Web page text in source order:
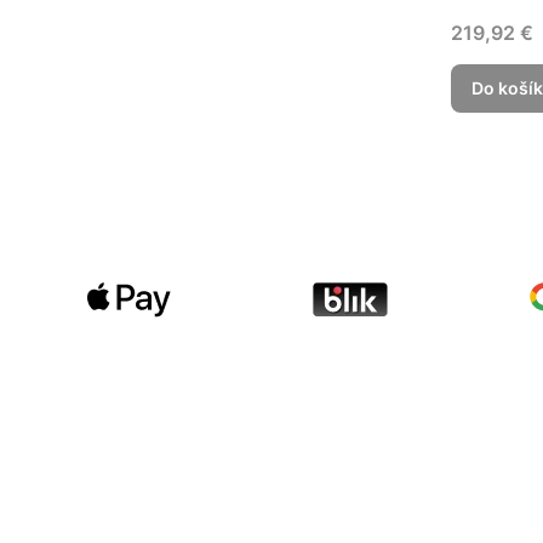
Cena
219,92 €
Do